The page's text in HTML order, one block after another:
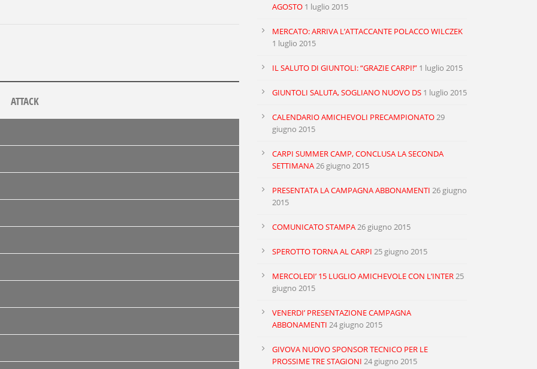
ATTACK
AGOSTO 1 luglio 2015
MERCATO: ARRIVA L’ATTACCANTE POLACCO WILCZEK
1 luglio 2015
IL SALUTO DI GIUNTOLI: “GRAZIE CARPI!” 1 luglio 2015
GIUNTOLI SALUTA, SOGLIANO NUOVO DS 1 luglio 2015
CALENDARIO AMICHEVOLI PRECAMPIONATO29
giugno 2015
CARPI SUMMER CAMP, CONCLUSA LA SECONDA
SETTIMANA26 giugno 2015
PRESENTATA LA CAMPAGNA ABBONAMENTI 26 giugno
2015
COMUNICATO STAMPA26 giugno 2015
SPEROTTO TORNA AL CARPI 25 giugno 2015
MERCOLEDI’ 15 LUGLIO AMICHEVOLE CON L’INTER25
giugno 2015
VENERDI’ PRESENTAZIONE CAMPAGNA
ABBONAMENTI 24 giugno 2015
GIVOVA NUOVO SPONSOR TECNICO PER LE
PROSSIME TRE STAGIONI 24 giugno 2015